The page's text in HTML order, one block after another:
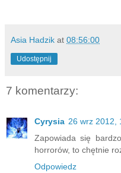
Asia Hadzik at 08:56:00
Udostępnij
7 komentarzy:
Cyrysia 26 wrz 2012,
Zapowiada się
horrorów, to chętnie
Odpowiedz